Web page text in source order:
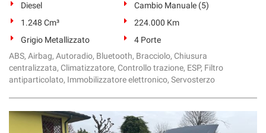
Diesel
Cambio Manuale (5)
1.248 Cm³
224.000 Km
Grigio Metallizzato
4 Porte
ABS, Airbag, Autoradio, Bluetooth, Bracciolo, Chiusura
centralizzata, Climatizzatore, Controllo trazione, ESP, Filtro
antiparticolato, Immobilizzatore elettronico, Servosterzo